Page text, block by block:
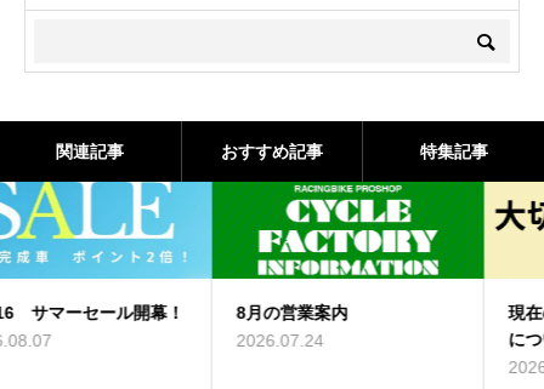
関連記事 おすすめ記事 特集記事
8月の営業案内
2026.07.24
現在の修理・点検の受付状況
について（7/9）